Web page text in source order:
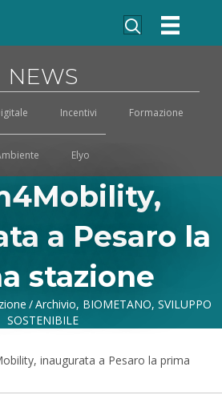
NEWS
Incentivi Formazione
Elyo
a Pesaro la
stazione
/Archivio, BIOMETANO, SVILUPPO
SOSTENIBILE
inaugurata a Pesaro la prima